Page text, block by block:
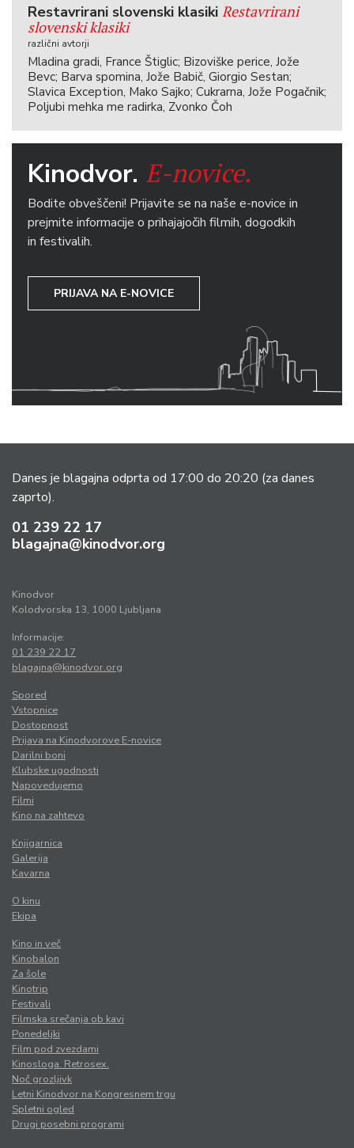
Restavrirani slovenski klasiki Restavrirani
slovenski klasiki
različni avtorji
Mladina gradi, France Štiglic; Bizoviške perice, Jože
Bevc; Barva spomina, Jože Babič, Giorgio Sestan;
Slavica Exception, Mako Sajko; Cukrarna, Jože Pogačnik;
Poljubi mehka me radirka, Zvonko Čoh
Kinodvor. E-novice.
Bodite obveščeni! Prijavite se na naše e-novice in
prejmite informacije o prihajajočih filmih, dogodkih
in festivalih.
PRIJAVA NA E-NOVICE
Danes je blagajna odprta od 17:00 do 20:20 (za danes
zaprto).
01 239 22 17
blagajna@kinodvor.org
Kinodvor
Kolodvorska 13, 1000 Ljubljana
Informacije:
01 239 22 17
blagajna@kinodvor.org
Spored
Vstopnice
Dostopnost
Prijava na Kinodvorove E-novice
Darilni boni
Klubske ugodnosti
Napovedujemo
Filmi
Kino na zahtevo
Knjigarnica
Galerija
Kavarna
O kinu
Ekipa
Kino in več
Kinobalon
Za šole
Kinotrip
Festivali
Filmska srečanja ob kavi
Ponedeljki
Film pod zvezdami
Kinosloga. Retrosex.
Noč grozljivk
Letni Kinodvor na Kongresnem trgu
Spletni ogled
Drugi posebni programi